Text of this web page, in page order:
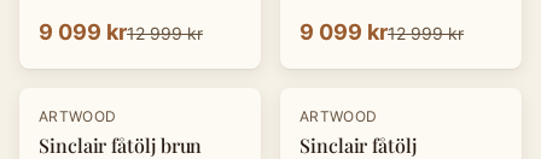
9 099 kr12 999 kr 9 099 kr12 999 kr
ARTWOOD
Sinclair fåtölj brun
ARTWOOD
Sinclair fåtölj